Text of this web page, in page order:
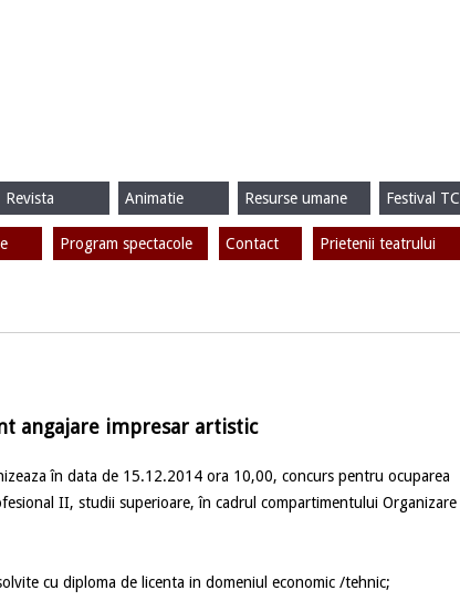
Festival TC
Resurse umane
Animatie
Revista
Prietenii teatrului
Contact
Program spectacole
angajare impresar artistic
în data de 15.12.2014 ora 10,00, concurs pentru ocuparea
II, studii superioare, în cadrul compartimentului Organizare
cu diploma de licenta in domeniul economic /tehnic;